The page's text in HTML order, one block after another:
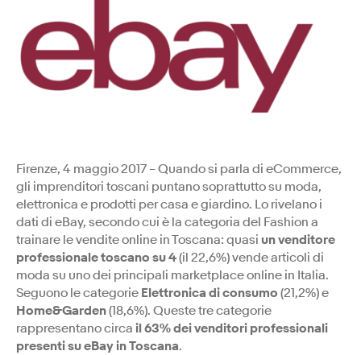
Firenze, 4 maggio 2017 – Quando si parla di eCommerce,
gli imprenditori toscani puntano soprattutto su moda,
elettronica e prodotti per casa e giardino. Lo rivelano i
dati di eBay, secondo cui è la categoria del Fashion a
trainare le vendite online in Toscana: quasi un venditore
professionale toscano su 4(il 22,6%) vende articoli di
moda su uno dei principali marketplace online in Italia.
Seguono le categorie Elettronica di consumo (21,2%) e
Home&Garden(18,6%). Queste tre categorie
rappresentano circa il 63% dei venditori professionali
presenti su eBay in Toscana.